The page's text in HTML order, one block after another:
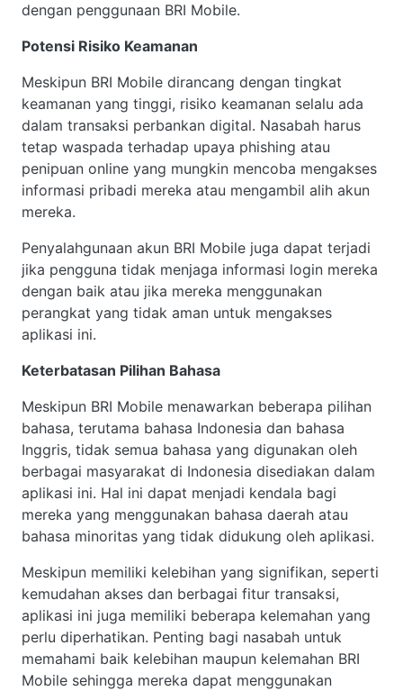
dengan penggunaan BRI Mobile.
Potensi Risiko Keamanan
Meskipun BRI Mobile dirancang dengan tingkat
keamanan yang tinggi, risiko keamanan selalu ada
dalam transaksi perbankan digital. Nasabah harus
tetap waspada terhadap upaya phishing atau
penipuan online yang mungkin mencoba mengakses
informasi pribadi mereka atau mengambil alih akun
mereka.
Penyalahgunaan akun BRI Mobile juga dapat terjadi
jika pengguna tidak menjaga informasi login mereka
dengan baik atau jika mereka menggunakan
perangkat yang tidak aman untuk mengakses
aplikasi ini.
Keterbatasan Pilihan Bahasa
Meskipun BRI Mobile menawarkan beberapa pilihan
bahasa, terutama bahasa Indonesia dan bahasa
Inggris, tidak semua bahasa yang digunakan oleh
berbagai masyarakat di Indonesia disediakan dalam
aplikasi ini. Hal ini dapat menjadi kendala bagi
mereka yang menggunakan bahasa daerah atau
bahasa minoritas yang tidak didukung oleh aplikasi.
Meskipun memiliki kelebihan yang signifikan, seperti
kemudahan akses dan berbagai fitur transaksi,
aplikasi ini juga memiliki beberapa kelemahan yang
perlu diperhatikan. Penting bagi nasabah untuk
memahami baik kelebihan maupun kelemahan BRI
Mobile sehingga mereka dapat menggunakan